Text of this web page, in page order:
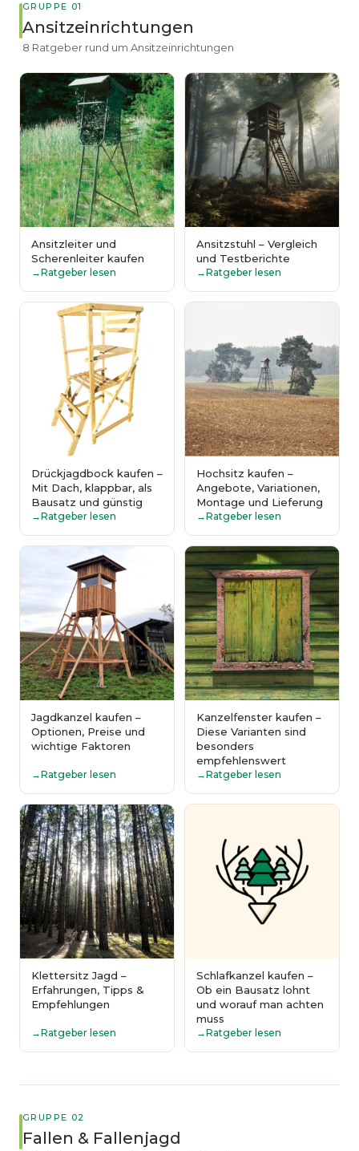
GRUPPE 01
Ansitzeinrichtungen
8 Ratgeber rund um Ansitzeinrichtungen
Ansitzleiter und
Scherenleiter kaufen
Ratgeber lesen
Ansitzstuhl – Vergleich
und Testberichte
Ratgeber lesen
Drückjagdbock kaufen –
Mit Dach, klappbar, als
Bausatz und günstig
Ratgeber lesen
Hochsitz kaufen –
Angebote, Variationen,
Montage und Lieferung
Ratgeber lesen
Jagdkanzel kaufen –
Optionen, Preise und
wichtige Faktoren
Ratgeber lesen
Kanzelfenster kaufen –
Diese Varianten sind
besonders
empfehlenswert
Ratgeber lesen
Klettersitz Jagd –
Erfahrungen, Tipps &
Empfehlungen
Ratgeber lesen
Schlafkanzel kaufen –
Ob ein Bausatz lohnt
und worauf man achten
muss
Ratgeber lesen
GRUPPE 02
Fallen & Fallenjagd